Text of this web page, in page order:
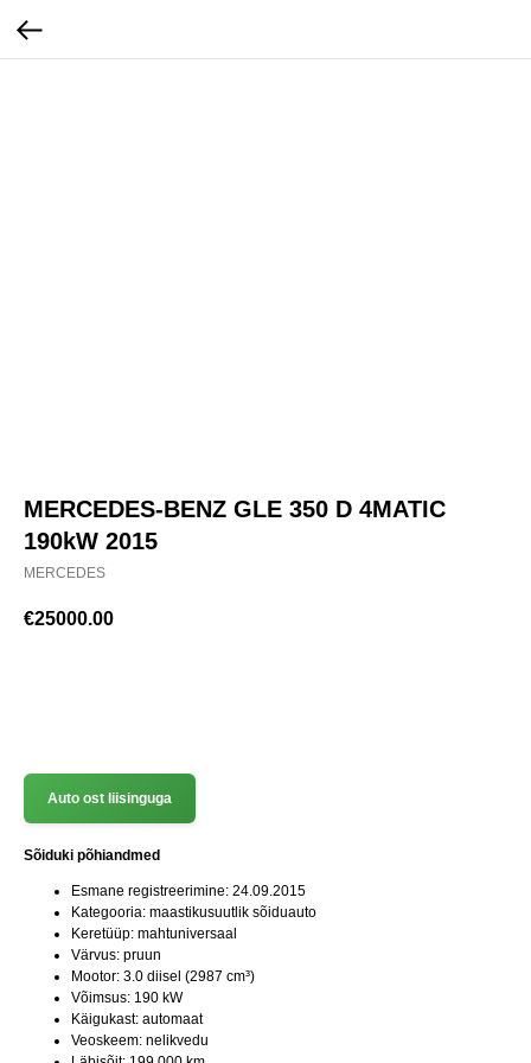
MERCEDES-BENZ GLE 350 D 4MATIC
190kW 2015
MERCEDES
€25000.00
Auto ost liisinguga
Sõiduki põhiandmed
Esmane registreerimine: 24.09.2015
Kategooria: maastikusuutlik sõiduauto
Keretüüp: mahtuniversaal
Värvus: pruun
Mootor: 3.0 diisel (2987 cm³)
Võimsus: 190 kW
Käigukast: automaat
Veoskeem: nelikvedu